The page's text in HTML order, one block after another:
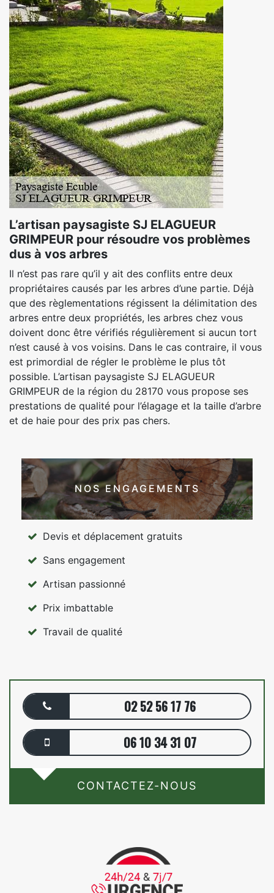
L’artisan paysagiste SJ ELAGUEUR
GRIMPEUR pour résoudre vos problèmes
dus à vos arbres
Il n’est pas rare qu’il y ait des conflits entre deux
propriétaires causés par les arbres d’une partie. Déjà
que des règlementations régissent la délimitation des
arbres entre deux propriétés, les arbres chez vous
doivent donc être vérifiés régulièrement si aucun tort
n’est causé à vos voisins. Dans le cas contraire, il vous
est primordial de régler le problème le plus tôt
possible. L’artisan paysagiste SJ ELAGUEUR
GRIMPEUR de la région du 28170 vous propose ses
prestations de qualité pour l’élagage et la taille d’arbre
et de haie pour des prix pas chers.
NOS ENGAGEMENTS
Devis et déplacement gratuits
Sans engagement
Artisan passionné
Prix imbattable
Travail de qualité
02 52 56 17 76
06 10 34 31 07
CONTACTEZ-NOUS